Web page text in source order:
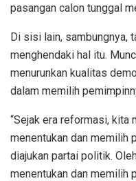
pasangan calon tunggal
Di sisi lain, sambungnya,
menghendaki hal itu.
menurunkan kualitas
dalam memilih
“Sejak era reformasi, kita
menentukan dan memilih
diajukan partai politik.
menentukan dan memilih